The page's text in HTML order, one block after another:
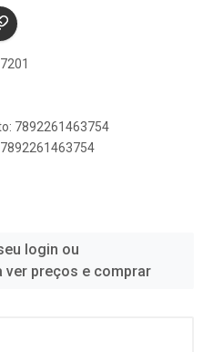
7892261463754
login ou
ver preços e comprar